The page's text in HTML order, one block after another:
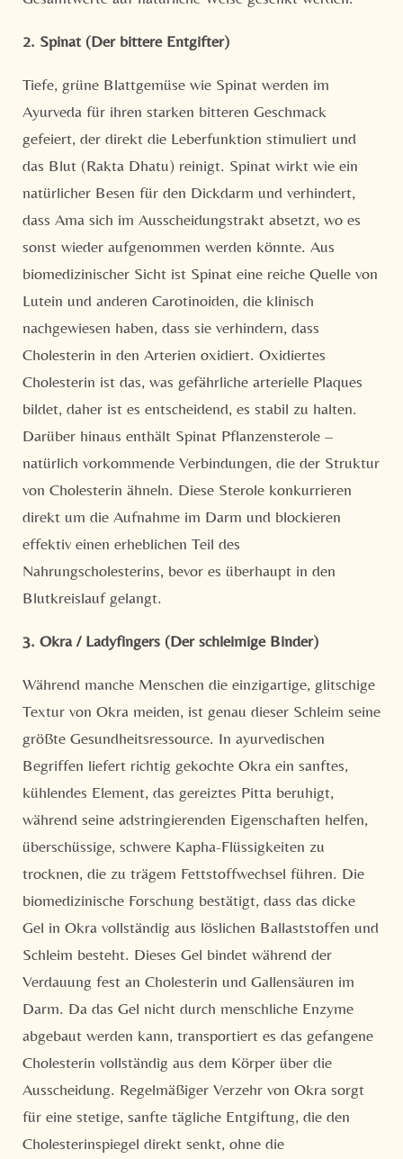
2. Spinat (Der bittere Entgifter)
Tiefe, grüne Blattgemüse wie Spinat werden im
Ayurveda für ihren starken bitteren Geschmack
gefeiert, der direkt die Leberfunktion stimuliert und
das Blut (Rakta Dhatu) reinigt. Spinat wirkt wie ein
natürlicher Besen für den Dickdarm und verhindert,
dass Ama sich im Ausscheidungstrakt absetzt, wo es
sonst wieder aufgenommen werden könnte. Aus
biomedizinischer Sicht ist Spinat eine reiche Quelle von
Lutein und anderen Carotinoiden, die klinisch
nachgewiesen haben, dass sie verhindern, dass
Cholesterin in den Arterien oxidiert. Oxidiertes
Cholesterin ist das, was gefährliche arterielle Plaques
bildet, daher ist es entscheidend, es stabil zu halten.
Darüber hinaus enthält Spinat Pflanzensterole –
natürlich vorkommende Verbindungen, die der Struktur
von Cholesterin ähneln. Diese Sterole konkurrieren
direkt um die Aufnahme im Darm und blockieren
effektiv einen erheblichen Teil des
Nahrungscholesterins, bevor es überhaupt in den
Blutkreislauf gelangt.
3. Okra / Ladyfingers (Der schleimige Binder)
Während manche Menschen die einzigartige, glitschige
Textur von Okra meiden, ist genau dieser Schleim seine
größte Gesundheitsressource. In ayurvedischen
Begriffen liefert richtig gekochte Okra ein sanftes,
kühlendes Element, das gereiztes Pitta beruhigt,
während seine adstringierenden Eigenschaften helfen,
überschüssige, schwere Kapha-Flüssigkeiten zu
trocknen, die zu trägem Fettstoffwechsel führen. Die
biomedizinische Forschung bestätigt, dass das dicke
Gel in Okra vollständig aus löslichen Ballaststoffen und
Schleim besteht. Dieses Gel bindet während der
Verdauung fest an Cholesterin und Gallensäuren im
Darm. Da das Gel nicht durch menschliche Enzyme
abgebaut werden kann, transportiert es das gefangene
Cholesterin vollständig aus dem Körper über die
Ausscheidung. Regelmäßiger Verzehr von Okra sorgt
für eine stetige, sanfte tägliche Entgiftung, die den
Cholesterinspiegel direkt senkt, ohne die